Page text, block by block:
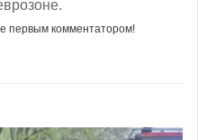
первым комментатором!